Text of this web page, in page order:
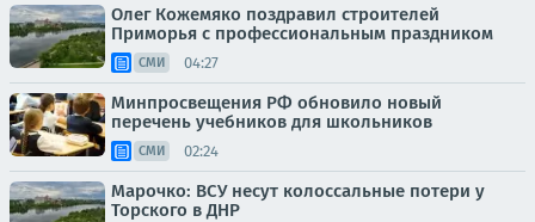
Олег Кожемяко поздравил строителей
Приморья с профессиональным праздником
СМИ 04:27
Минпросвещения РФ обновило новый
перечень учебников для школьников
СМИ 02:24
Марочко: ВСУ несут колоссальные потери у
Торского в ДНР